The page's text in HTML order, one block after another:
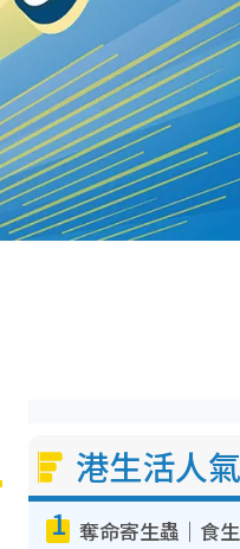
港生活人
1